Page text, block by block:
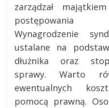
zarządzał
postępowania
Wynagrodzenie
ustalane na
dłużnika oraz
sprawy. Warto
ewentualnych
pomocą prawną.